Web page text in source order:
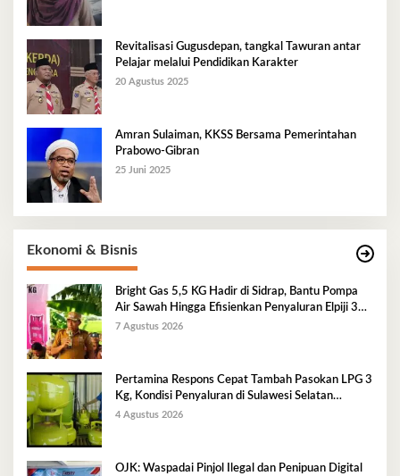
Revitalisasi Gugusdepan, tangkal Tawuran antar
Pelajar melalui Pendidikan Karakter
20 Agustus 2025
Amran Sulaiman, KKSS Bersama Pemerintahan
Prabowo-Gibran
25 Juni 2025
Ekonomi & Bisnis
Bright Gas 5,5 KG Hadir di Sidrap, Bantu Pompa
Air Sawah Hingga Efisienkan Penyaluran Elpiji 3
Kg
7 Agustus 2026
Pertamina Respons Cepat Tambah Pasokan LPG 3
Kg, Kondisi Penyaluran di Sulawesi Selatan
Berlangsung Kondusif
4 Agustus 2026
OJK: Waspadai Pinjol Ilegal dan Penipuan Digital